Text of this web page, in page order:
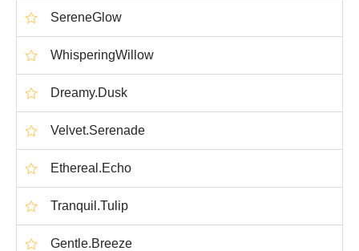
SereneGlow
WhisperingWillow
Dreamy.Dusk
Velvet.Serenade
Ethereal.Echo
Tranquil.Tulip
Gentle.Breeze